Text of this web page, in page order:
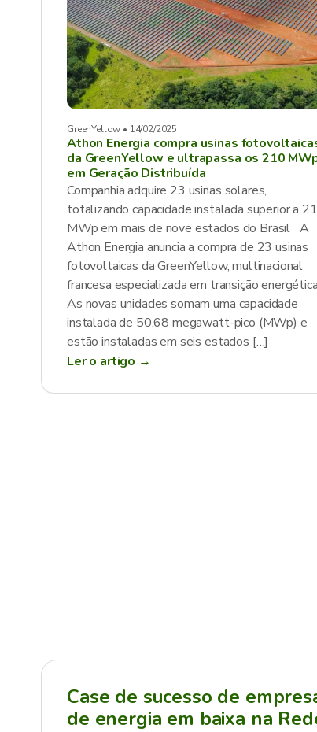
GreenYellow • 14/02/2025
Athon Energia compra usinas
da GreenYellow e ultrapassa os 210
em Geração Distribuída
Companhia adquire 23 usinas solares,
totalizando capacidade instalada superior a
MWp em mais de nove estados do Brasil A
Athon Energia anuncia a compra de 23 usinas
fotovoltaicas da GreenYellow, multinacional
francesa especializada em transição
As novas unidades somam uma capacidade
instalada de 50,68 megawatt-pico (MWp) e
estão instaladas em seis estados […]
Ler o artigo →
Case de sucesso de
de energia em baixa na